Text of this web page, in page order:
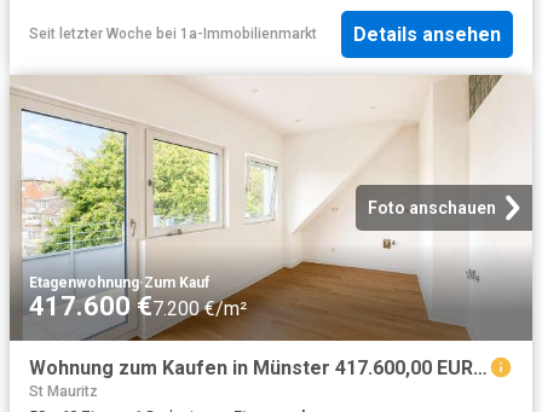
Seit letzter Woche bei 1a-Immobilienmarkt Details ansehen
Foto anschauen
Etagenwohnung·Zum Kauf
417.600 €7.200 €/m²
Wohnung zum Kaufen in Münster 417.600,00 EUR 58 m²
St Mauritz